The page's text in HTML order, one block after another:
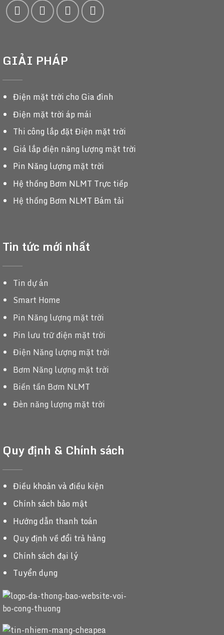
GIẢI PHÁP
Điện mặt trời cho Gia đình
Điện mặt trời áp mái
Thi công lắp đặt Điện mặt trời
Giá lắp điện năng lượng mặt trời
Pin Năng lượng mặt trời
Hệ thống Bơm NLMT Trực tiếp
Hệ thống Bơm NLMT Bám tải
Tin tức mới nhất
Tin dự án
Smart Home
Pin Năng lượng mặt trời
Pin lưu trữ điện mặt trời
Điện Năng lượng mặt trời
Bơm Năng lượng mặt trời
Biến tần Bơm NLMT
Đèn năng lượng mặt trời
Quy định & Chính sách
Điều khoản và điều kiện
Chính sách bảo mật
Hướng dẫn thanh toán
Quy định về đổi trả hàng
Chính sách đại lý
Tuyển dụng